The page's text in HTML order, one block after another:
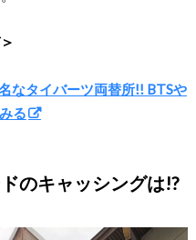
なタイバーツ両替所!! BTSや
る
のキャッシングは!?